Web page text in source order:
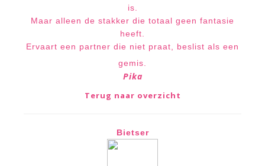
is.
Maar alleen de stakker die totaal geen fantasie
heeft.
Ervaart een partner die niet praat, beslist als een
gemis.
Pika
Terug naar overzicht
Bietser